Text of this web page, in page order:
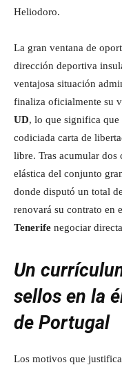
Heliodoro.
La gran ventana de
dirección deportiva
ventajosa situación
finaliza oficialmente su
UD, lo que significa
codiciada carta de
libre. Tras acumular dos
elástica del conjunto
donde disputó un total de
renovará su contrato en
Tenerife negociar
Un
sellos en la
de Portugal
Los motivos que